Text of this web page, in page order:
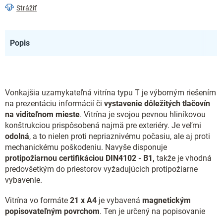
Strážiť
Popis
Vonkajšia uzamykateľná vitrína typu T je výborným riešením
na prezentáciu informácií či vystavenie dôležitých tlačovín
na viditeľnom mieste. Vitrína je svojou pevnou hliníkovou
konštrukciou prispôsobená najmä pre exteriéry. Je veľmi
odolná, a to nielen proti nepriaznivému počasiu, ale aj proti
mechanickému poškodeniu. Navyše disponuje
protipožiarnou certifikáciou DIN4102 - B1, takže je vhodná
predovšetkým do priestorov vyžadujúcich protipožiarne
vybavenie.
Vitrína vo formáte 21 x A4 je vybavená magnetickým
popisovateľným povrchom. Ten je určený na popisovanie